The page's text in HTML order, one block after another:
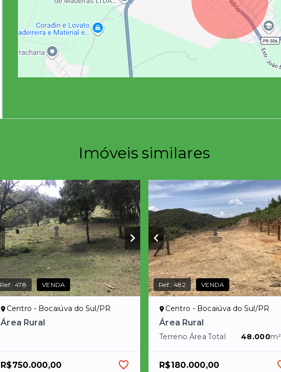
Imóveis similares
Ref.:478 VENDA
Centro - Bocaiúva do Sul/PR
Área Rural
R$750.000,00
Ref.:482 VENDA
Centro - Bocaiúva do Sul/PR
Área Rural
Terreno Área Total 48.000m²
R$180.000,00